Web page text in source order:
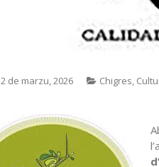
2 de marzu, 2026 Chigres,